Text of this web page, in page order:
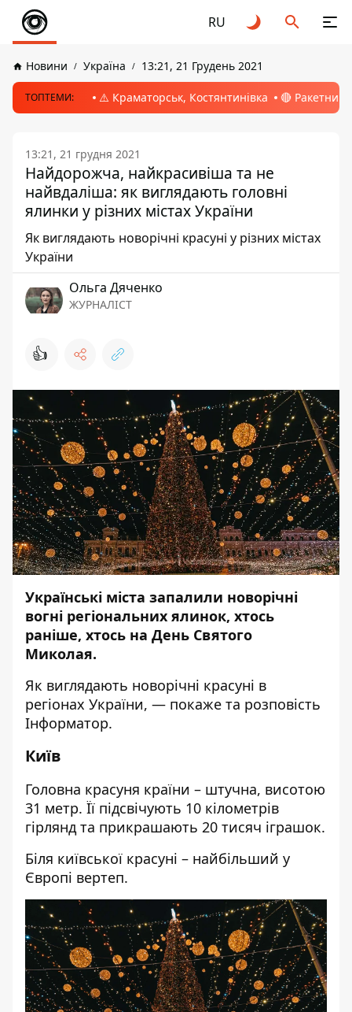
RU
Новини Україна 13:21, 21 Грудень 2021
ТОПТЕМИ: ⚠️ Краматорськ, Костянтинівка 🔴 Ракетний
13:21, 21 грудня 2021
Найдорожча, найкрасивіша та не
найвдаліша: як виглядають головні
ялинки у різних містах України
Як виглядають новорічні красуні у різних містах
України
Ольга Дяченко
ЖУРНАЛІСТ
👍
Українські міста запалили новорічні
вогні регіональних ялинок, хтось
раніше, хтось на День Святого
Миколая.
Як виглядають новорічні красуні в
регіонах України, — покаже та розповість
Інформатор.
Київ
Головна красуня країни – штучна, висотою
31 метр. Її підсвічують 10 кілометрів
гірлянд та прикрашають 20 тисяч іграшок.
Біля київської красуні – найбільший у
Європі вертеп.